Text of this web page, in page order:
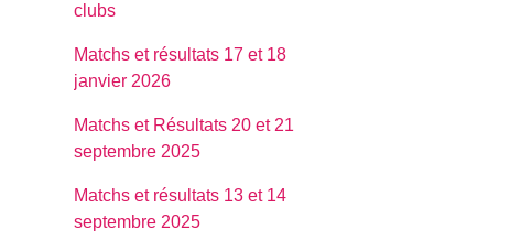
clubs
Matchs et résultats 17 et 18
janvier 2026
Matchs et Résultats 20 et 21
septembre 2025
Matchs et résultats 13 et 14
septembre 2025